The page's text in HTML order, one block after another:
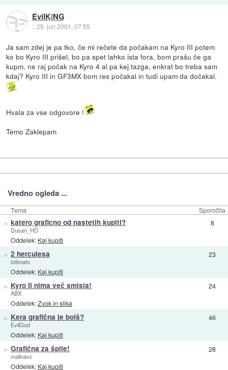
EvilK|NG
::25. jun 2001, 07:55
Ja sam zdej je pa tko, če mi rečete da počakam na Kyro III potem
ko bo Kyro III prišel, bo pa spet lahko ista fora, bom prašu če ga
kupm, ne raj počak na Kyro 4 al pa kej tazga, enkrat bo treba sam
kdaj? Kyro III in GF3MX bom res počakal in tudi upam da dočakal.
Hvala za vse odgovore !
Temo Zaklepam
Vredno ogleda ...
Tema Sporočila
» katero graficno od nastetih kupiti?
Dusan_HD
Oddelek: Kaj kupiti
8
» 2 herculesa
totimato
Oddelek: Kaj kupiti
23
» Kyro II nima več smisla!
ABX
Oddelek:Zvok in slika
24
» Kera grafična je bolš?
EvilGod
Oddelek: Kaj kupiti
46
» Grafična za špile!
malinavc
Oddelek: Kaj kupiti
28